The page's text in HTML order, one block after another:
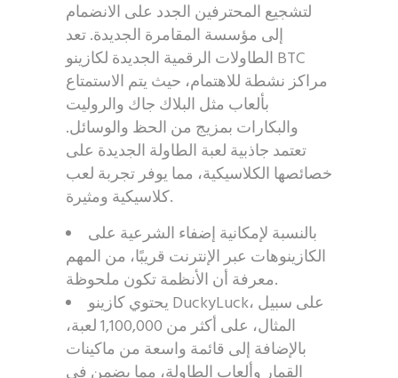
لتشجيع المحترفين الجدد على الانضمام
إلى مؤسسة المقامرة الجديدة. تعد
الطاولات الرقمية الجديدة لكازينو BTC
مراكز نشطة للاهتمام، حيث يتم الاستمتاع
بألعاب مثل البلاك جاك والروليت
والبكارات بمزيج من الحظ والوسائل.
تعتمد جاذبية لعبة الطاولة الجديدة على
خصائصها الكلاسيكية، مما يوفر تجربة لعب
كلاسيكية ومثيرة.
بالنسبة لإمكانية إضفاء الشرعية على
الكازينوهات عبر الإنترنت قريبًا، من المهم
معرفة أن الأنظمة تكون ملحوظة.
يحتوي كازينو DuckyLuck، على سبيل
المثال، على أكثر من 1,100,000 لعبة،
بالإضافة إلى قائمة واسعة من ماكينات